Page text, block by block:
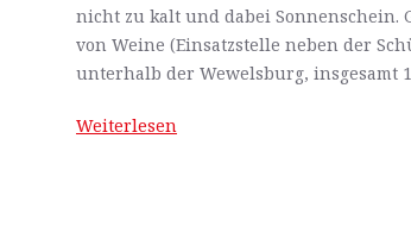
nicht zu kalt und dabei Sonnenschein.
von Weine (Einsatzstelle neben der
unterhalb der Wewelsburg, insgesamt
Weiterlesen